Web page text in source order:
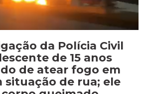
da Polícia Civil
de 15 anos
de atear fogo em
situação de rua; ele